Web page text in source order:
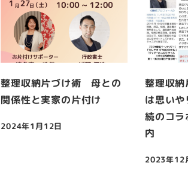
整理収納片づけ術 母との
関係性と実家の片付け
投稿日
2024年1月12日
整理収
は思い
続のコラ
内
投稿日
2023年12